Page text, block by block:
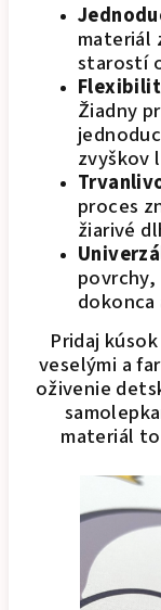
materiál
starostí
Žiadny
zvyškov
proces
žiarivé
Pridaj
veselými a
oživenie
materiál to